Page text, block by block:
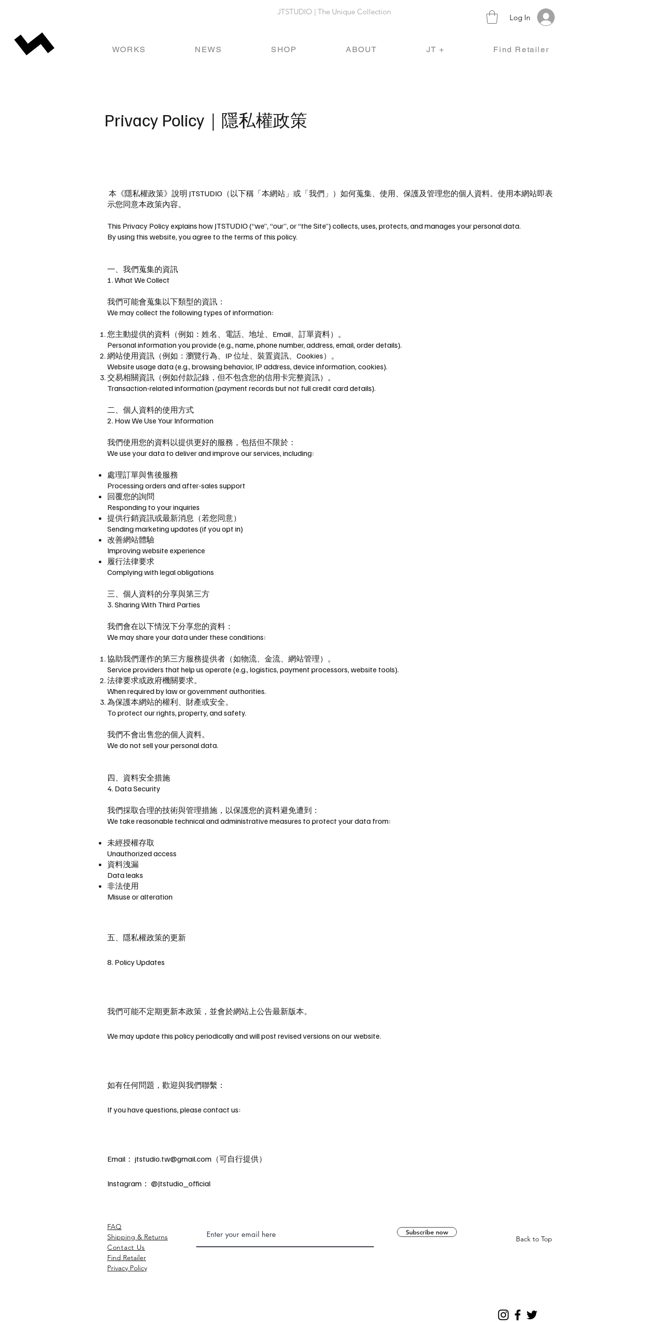
Log In
WORKS NEWS SHOP ABOUT JT + Find Retailer
JTSTUDIO | The Unique Collection
Privacy Policy｜隱私權政策
本《隱私權政策》說明 JTSTUDIO（以下稱「本網站」或「我們」）如何蒐集、使用、保護及管理您的個人資料。 使用本網站即表
示您同意本政策內容。
This Privacy Policy explains how JTSTUDIO (“we”, “our”, or “the Site”) collects, uses, protects, and manages your personal data.
By using this website, you agree to the terms of this policy.
一、我們蒐集的資訊
1. What We Collect
我們可能會蒐集以下類型的資訊：
We may collect the following types of information:
您主動提供的資料（例如：姓名、電話、地址、Email、訂單資料）。
Personal information you provide (e.g., name, phone number, address, email, order details).
網站使用資訊（例如：瀏覽行為、IP 位址、裝置資訊、Cookies）。
Website usage data (e.g., browsing behavior, IP address, device information, cookies).
交易相關資訊（例如付款記錄，但不包含您的信用卡完整資訊）。
Transaction-related information (payment records but not full credit card details).
二、個人資料的使用方式
2. How We Use Your Information
我們使用您的資料以提供更好的服務，包括但不限於：
We use your data to deliver and improve our services, including:
處理訂單與售後服務
Processing orders and after-sales support
回覆您的詢問
Responding to your inquiries
提供行銷資訊或最新消息（若您同意）
Sending marketing updates (if you opt in)
改善網站體驗
Improving website experience
履行法律要求
Complying with legal obligations
三、個人資料的分享與第三方
3. Sharing With Third Parties
我們會在以下情況下分享您的資料：
We may share your data under these conditions:
協助我們運作的第三方服務提供者（如物流、金流、網站管理）。
Service providers that help us operate (e.g., logistics, payment processors, website tools).
法律要求或政府機關要求。
When required by law or government authorities.
為保護本網站的權利、財產或安全。
To protect our rights, property, and safety.
我們不會出售您的個人資料。
We do not sell your personal data.
四、資料安全措施
4. Data Security
我們採取合理的技術與管理措施，以保護您的資料避免遭到：
We take reasonable technical and administrative measures to protect your data from:
未經授權存取
Unauthorized access
資料洩漏
Data leaks
非法使用
Misuse or alteration
五、隱私權政策的更新
8. Policy Updates
我們可能不定期更新本政策，並會於網站上公告最新版本。
We may update this policy periodically and will post revised versions on our website.
如有任何問題，歡迎與我們聯繫：
If you have questions, please contact us:
Email： jtstudio.tw@gmail.com （可自行提供）
Instagram： @Jtstudio_official
FAQ
Shipping & Returns​
Contact Us
Find Retailer
Privacy Policy
Subscribe now
Back to Top